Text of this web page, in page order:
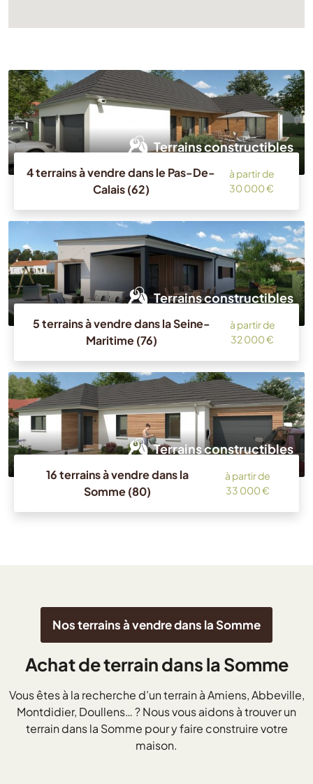
Terrains constructibles
4 terrains à vendre dans le Pas-De-
Calais (62)
à partir de
30 000 €
Terrains constructibles
5 terrains à vendre dans la Seine-
Maritime (76)
à partir de
32 000 €
Terrains constructibles
16 terrains à vendre dans la
Somme (80)
à partir de
33 000 €
Achat de terrain dans la Somme
Vous êtes à la recherche d’un terrain à Amiens, Abbeville,
Montdidier, Doullens… ? Nous vous aidons à trouver un
terrain dans la Somme pour y faire construire votre
maison.
Nos terrains à vendre dans la Somme